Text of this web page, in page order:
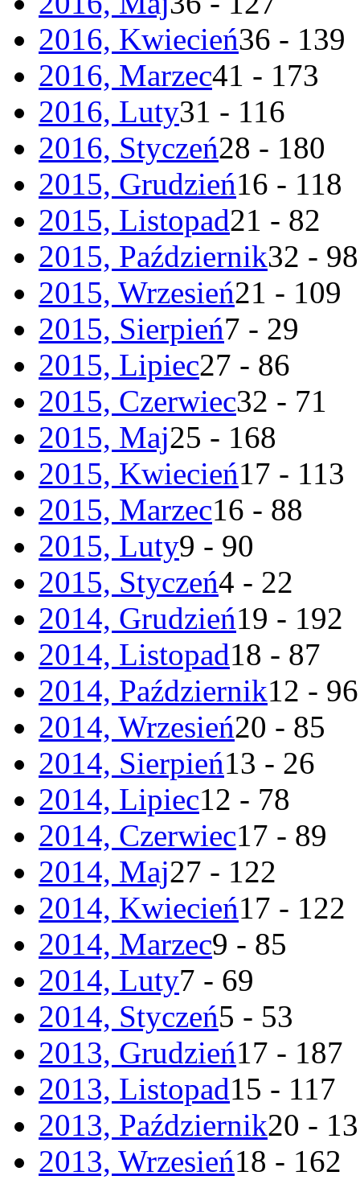
2016, Kwiecień36 - 139
2016, Marzec41 - 173
2016, Luty31 - 116
2016, Styczeń28 - 180
2015, Grudzień16 - 118
2015, Listopad21 - 82
2015, Październik32 - 98
2015, Wrzesień21 - 109
2015, Sierpień7 - 29
2015, Lipiec27 - 86
2015, Czerwiec32 - 71
2015, Maj25 - 168
2015, Kwiecień17 - 113
2015, Marzec16 - 88
2015, Luty9 - 90
2015, Styczeń4 - 22
2014, Grudzień19 - 192
2014, Listopad18 - 87
2014, Październik12 - 96
2014, Wrzesień20 - 85
2014, Sierpień13 - 26
2014, Lipiec12 - 78
2014, Czerwiec17 - 89
2014, Maj27 - 122
2014, Kwiecień17 - 122
2014, Marzec9 - 85
2014, Luty7 - 69
2014, Styczeń5 - 53
2013, Grudzień17 - 187
2013, Listopad15 - 117
2013, Październik20 -
2013, Wrzesień18 - 162